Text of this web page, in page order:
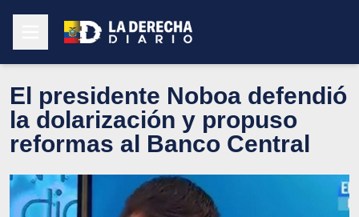
El presidente Noboa defendió
la dolarización y propuso
reformas al Banco Central